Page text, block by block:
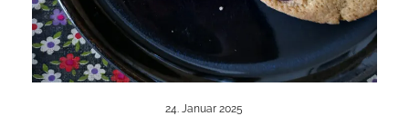
24. Januar 2025